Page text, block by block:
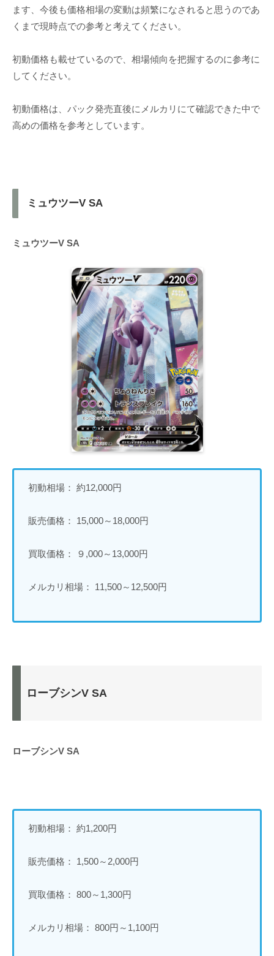
ます、今後も価格相場の変動は頻繁になされると思うのであ
くまで現時点での参考と考えてください。
初動価格も載せているので、相場傾向を把握するのに参考に
してください。
初動価格は、パック発売直後にメルカリにて確認できた中で
高めの価格を参考としています。
ミュウツーV SA
ミュウツーV SA
初動相場： 約12,000円
販売価格： 15,000～18,000円
買取価格： ９,000～13,000円
メルカリ相場： 11,500～12,500円
ローブシンV SA
ローブシンV SA
初動相場： 約1,200円
販売価格： 1,500～2,000円
買取価格： 800～1,300円
メルカリ相場： 800円～1,100円